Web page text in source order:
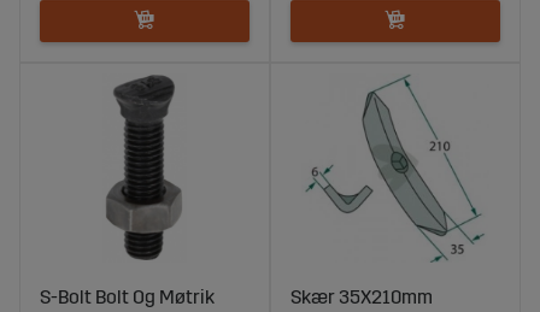
S-Bolt Bolt Og Møtrik
Skær 35X210mm